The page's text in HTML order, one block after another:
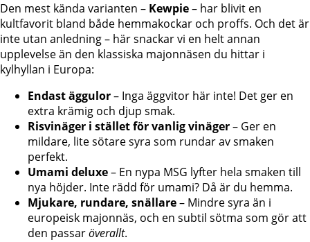
Den mest kända varianten – Kewpie– har blivit en
kultfavorit bland både hemmakockar och proffs. Och det är
inte utan anledning – här snackar vi en helt annan
upplevelse än den klassiska majonnäsen du hittar i
kylhyllan i Europa:
Endast äggulor– Inga äggvitor här inte! Det ger en
extra krämig och djup smak.
Risvinäger i stället för vanlig vinäger– Ger en
mildare, lite sötare syra som rundar av smaken
perfekt.
Umami deluxe– En nypa MSG lyfter hela smaken till
nya höjder. Inte rädd för umami? Då är du hemma.
Mjukare, rundare, snällare– Mindre syra än i
europeisk majonnäs, och en subtil sötma som gör att
den passaröverallt.